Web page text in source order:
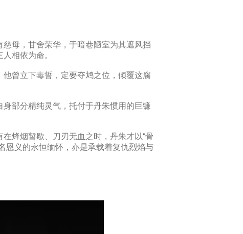
母，甘舍荣华，于暗巷陋室为其遮风挡
相依为命。
曾立下毒誓，定要夺鸩之位，倾覆这腐
部分精纯灵气，托付于丹朱惯用的巨镰
烽烟暂歇、刀刃无血之时，丹朱才以“骨
恩义的永恒缅怀，亦是承载着复仇烈焰与